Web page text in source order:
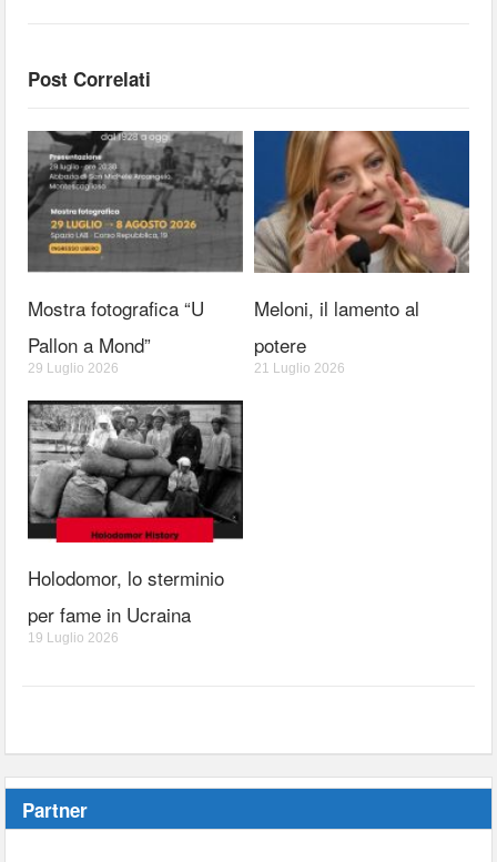
Post Correlati
Mostra fotografica “U
Pallon a Mond”
29 Luglio 2026
Meloni, il lamento al
potere
21 Luglio 2026
Holodomor, lo sterminio
per fame in Ucraina
19 Luglio 2026
Partner